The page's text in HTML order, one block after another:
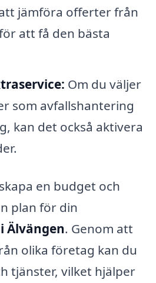
jämföra offerter från
att få den bästa
Om du väljer
som avfallshantering
kan det också aktivera
en budget och
plan för din
Älvängen. Genom att
olika företag kan du
tjänster, vilket hjälper